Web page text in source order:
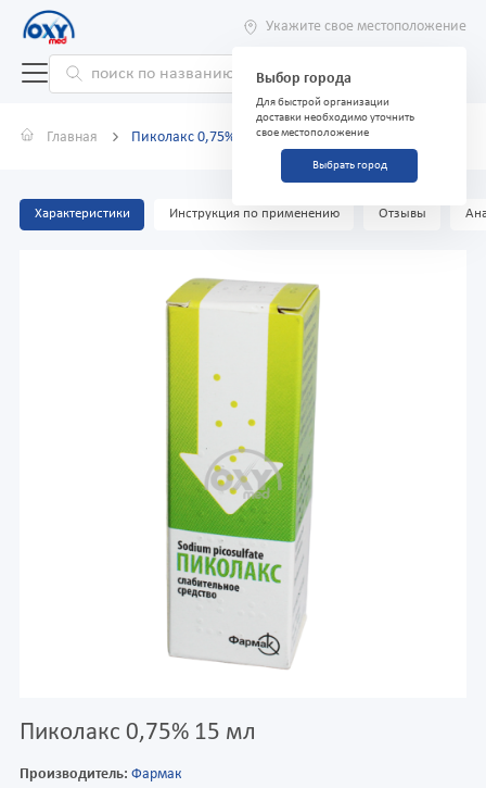
Укажите свое местоположение
Выбор города
Для быстрой организации
доставки необходимо уточнить
свое местоположение
Выбрать город
Главная Пиколакс 0,75% 15 мл
Характеристики Инструкция по применению Отзывы
Пиколакс 0,75% 15 мл
Производитель: Фармак